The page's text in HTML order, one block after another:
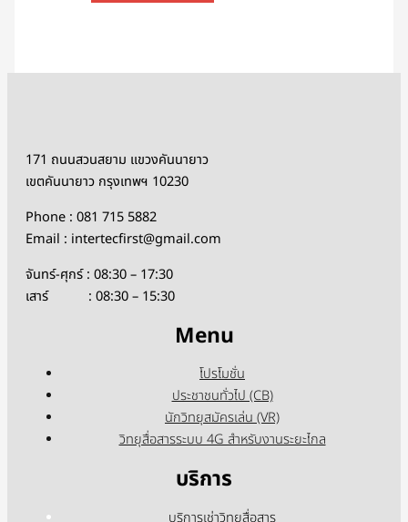
171 ถนนสวนสยาม แขวงคันนายาว
เขตคันนายาว กรุงเทพฯ 10230
Phone : 081 715 5882
Email : intertecfirst@gmail.com
จันทร์-ศุกร์ : 08:30 – 17:30
เสาร์ : 08:30 – 15:30
Menu
โปรโมชั่น
ประชาชนทั่วไป (CB)
นักวิทยุสมัครเล่น (VR)
วิทยุสื่อสารระบบ 4G สำหรับงานระยะไกล
บริการ